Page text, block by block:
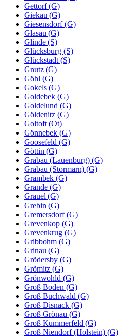
Gettorf (G)
Giekau (G)
Giesensdorf (G)
Glasau (G)
Glinde (S)
Glücksburg (S)
Glückstadt (S)
Gnutz (G)
Göhl (G)
Gokels (G)
Goldebek (G)
Goldelund (G)
Göldenitz (G)
Goltoft (Ot)
Gönnebek (G)
Goosefeld (G)
Göttin (G)
Grabau (Lauenburg) (G)
Grabau (Stormarn) (G)
Grambek (G)
Grande (G)
Grauel (G)
Grebin (G)
Gremersdorf (G)
Grevenkop (G)
Grevenkrug (G)
Gribbohm (G)
Grinau (G)
Grödersby (G)
Grömitz (G)
Grönwohld (G)
Groß Boden (G)
Groß Buchwald (G)
Groß Disnack (G)
Groß Grönau (G)
Groß Kummerfeld (G)
Groß Niendorf (Holstein) (G)